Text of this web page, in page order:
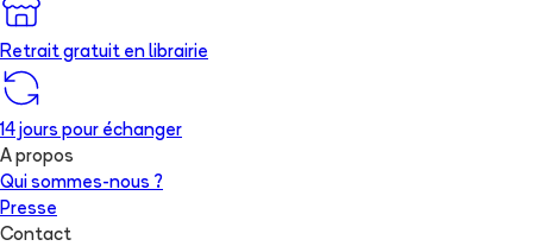
Retrait gratuit en librairie
14 jours pour échanger
A propos
Qui sommes-nous ?
Presse
Contact